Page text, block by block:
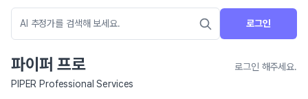
로그인
파이퍼 프로
로그인 해주세요.
PIPER Professional Services